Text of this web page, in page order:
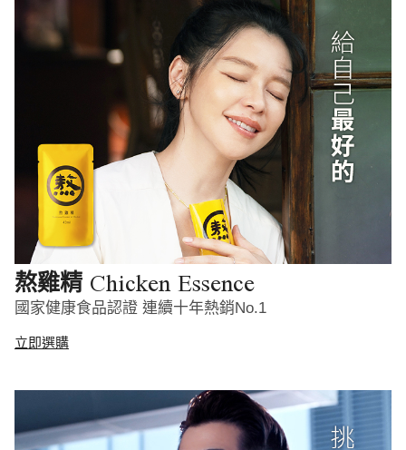
熬雞精 Chicken Essence
國家健康食品認證 連續十年熱銷No.1
立即選購